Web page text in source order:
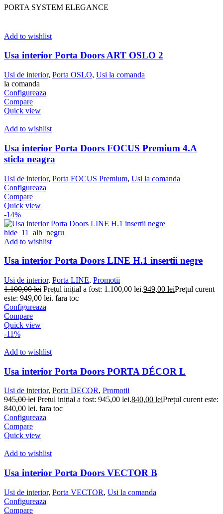
PORTA SYSTEM ELEGANCE
Add to wishlist
Usa interior Porta Doors ART OSLO 2
Usi de interior, Porta OSLO, Usi la comanda
la comanda
Configureaza
Compare
Quick view
Add to wishlist
Usa interior Porta Doors FOCUS Premium 4.A
sticla neagra
Usi de interior, Porta FOCUS Premium, Usi la comanda
Configureaza
Compare
Quick view
-14%
Add to wishlist
Usa interior Porta Doors LINE H.1 insertii negre
Usi de interior, Porta LINE, Promotii
1.100,00lei Prețul inițial a fost: 1.100,00 lei.949,00 leiPrețul curent
este: 949,00 lei. fara toc
Configureaza
Compare
Quick view
-11%
Add to wishlist
Usa interior Porta Doors PORTA DÉCOR L
Usi de interior, Porta DECOR, Promotii
945,00lei Prețul inițial a fost: 945,00 lei.840,00 leiPrețul curent este:
840,00 lei. fara toc
Configureaza
Compare
Quick view
Add to wishlist
Usa interior Porta Doors VECTOR B
Usi de interior, Porta VECTOR, Usi la comanda
Configureaza
Compare